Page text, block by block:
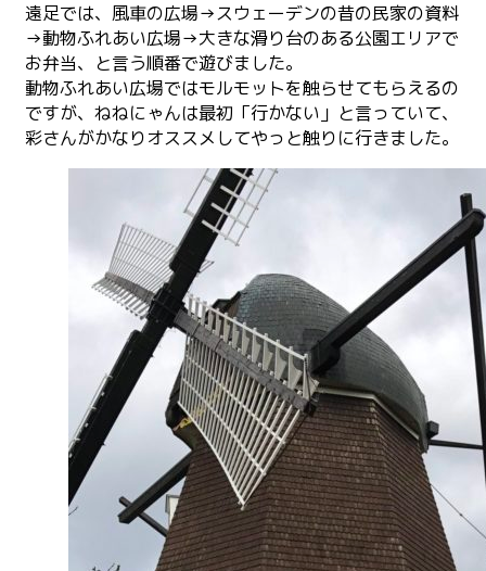
遠足では、風車の広場→スウェーデンの昔の民家の資料
→動物ふれあい広場→大きな滑り台のある公園エリアで
お弁当、と言う順番で遊びました。
動物ふれあい広場ではモルモットを触らせてもらえるの
ですが、ねねにゃんは最初「行かない」と言っていて、
彩さんがかなりオススメしてやっと触りに行きました。